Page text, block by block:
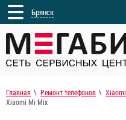
Брянск
Главная Ремонт телефонов Xiaomi
Xiaomi Mi Mix